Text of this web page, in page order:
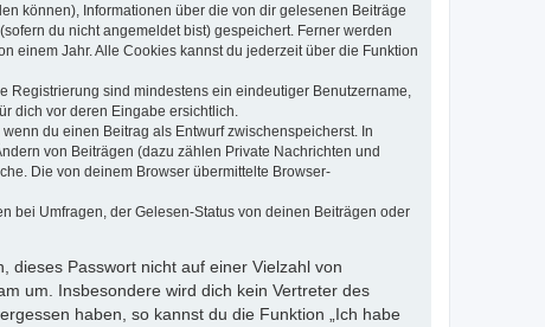
können), Informationen über die von dir gelesenen Beiträge
du nicht angemeldet bist) gespeichert. Ferner werden
einem Jahr. Alle Cookies kannst du jederzeit über die Funktion
sind mindestens ein eindeutiger Benutzername,
dich vor deren Eingabe ersichtlich.
du einen Beitrag als Entwurf zwischenspeicherst. In
von Beiträgen (dazu zählen Private Nachrichten und
Die von deinem Browser übermittelte Browser-
bei Umfragen, der Gelesen-Status von deinen Beiträgen oder
dieses Passwort nicht auf einer Vielzahl von
um. Insbesondere wird dich kein Vertreter des
haben, so kannst du die Funktion „Ich habe